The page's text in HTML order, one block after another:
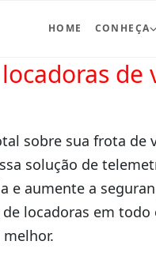
HOME CONHEÇA
de
sobre sua frota de
solução de
e aumente a
locadoras em todo